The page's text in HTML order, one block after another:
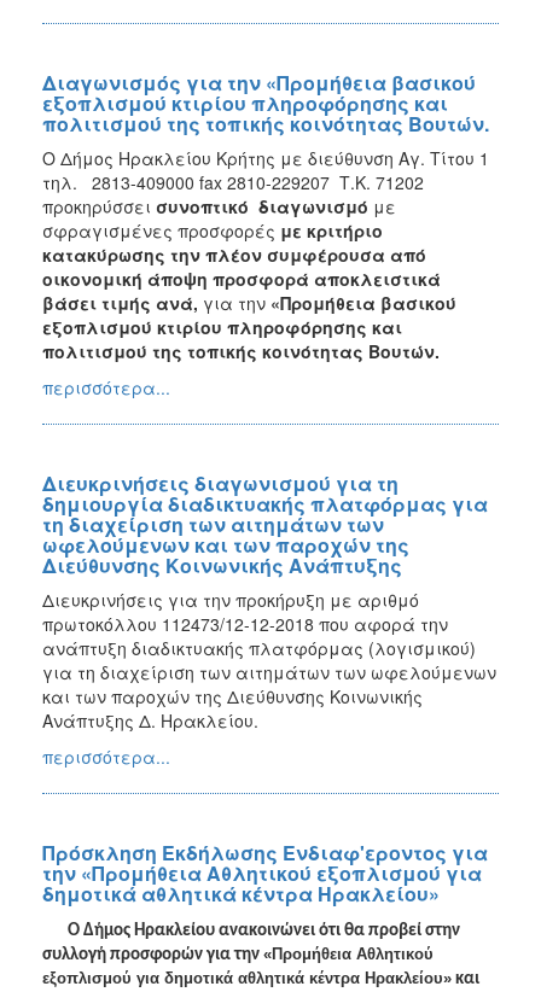
Διαγωνισμός για την «Προμήθεια βασικού
εξοπλισμού κτιρίου πληροφόρησης και
πολιτισμού της τοπικής κοινότητας Βουτών.
Ο Δήμος Ηρακλείου Κρήτης με διεύθυνση Αγ. Τίτου 1
τηλ. 2813-409000 fax 2810-229207 Τ.Κ. 71202
προκηρύσσει συνοπτικό διαγωνισμό με
σφραγισμένες προσφορές με κριτήριο
κατακύρωσης την πλέον συμφέρουσα από
οικονομική άποψη προσφορά αποκλειστικά
βάσει τιμής ανά, για την «Προμήθεια βασικού
εξοπλισμού κτιρίου πληροφόρησης και
πολιτισμού της τοπικής κοινότητας Βουτών.
περισσότερα...
Διευκρινήσεις διαγωνισμού για τη
δημιουργία διαδικτυακής πλατφόρμας για
τη διαχείριση των αιτημάτων των
ωφελούμενων και των παροχών της
Διεύθυνσης Κοινωνικής Ανάπτυξης
Διευκρινήσεις για την προκήρυξη με αριθμό
πρωτοκόλλου 112473/12-12-2018 που αφορά την
ανάπτυξη διαδικτυακής πλατφόρμας (λογισμικού)
για τη διαχείριση των αιτημάτων των ωφελούμενων
και των παροχών της Διεύθυνσης Κοινωνικής
Ανάπτυξης Δ. Ηρακλείου.
περισσότερα...
Πρόσκληση Εκδήλωσης Ενδιαφ'εροντος για
την «Προμήθεια Αθλητικού εξοπλισμού για
δημοτικά αθλητικά κέντρα Ηρακλείου»
Ο ∆ήµος Ηρακλείου ανακοινώνει ότι θα προβεί στην
συλλογή προσφορών για την «Προμήθεια Αθλητικού
εξοπλισμού για δημοτικά αθλητικά κέντρα Ηρακλείου» και